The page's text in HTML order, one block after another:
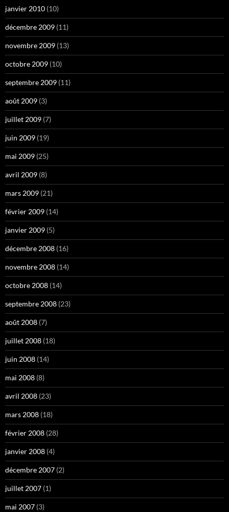
janvier 2010 (10)
décembre 2009 (11)
novembre 2009 (13)
octobre 2009 (10)
septembre 2009 (11)
août 2009 (3)
juillet 2009 (7)
juin 2009 (19)
mai 2009 (25)
avril 2009 (8)
mars 2009 (21)
février 2009 (14)
janvier 2009 (5)
décembre 2008 (16)
novembre 2008 (14)
octobre 2008 (14)
septembre 2008 (23)
août 2008 (7)
juillet 2008 (18)
juin 2008 (14)
mai 2008 (8)
avril 2008 (23)
mars 2008 (18)
février 2008 (28)
janvier 2008 (4)
décembre 2007 (2)
juillet 2007 (1)
mai 2007 (3)